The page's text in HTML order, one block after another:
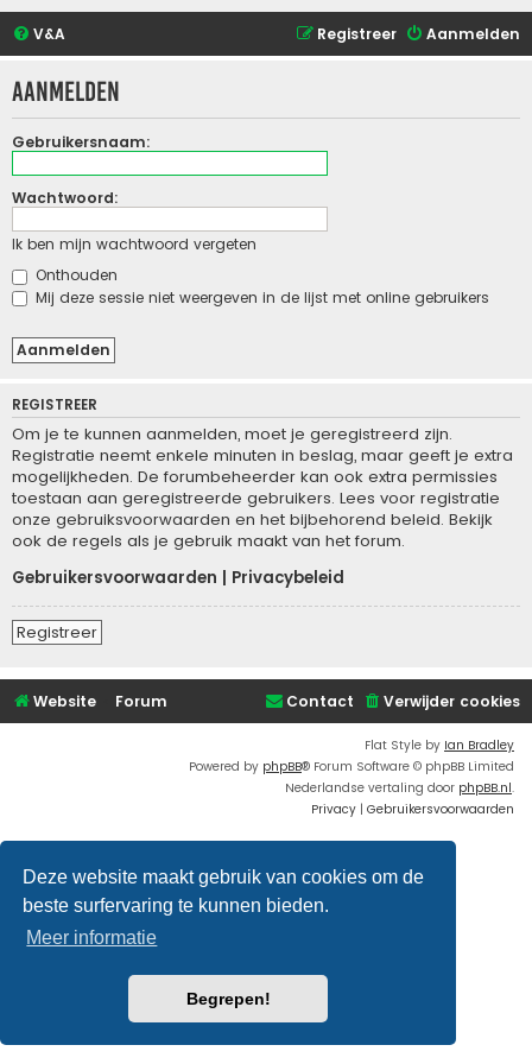
Deze website maakt gebruik van cookies om de
beste surfervaring te kunnen bieden.
Meer informatie
Begrepen!
V&A Aanmelden
Registreer
Aanmelden
Gebruikersnaam:
Wachtwoord:
Ik ben mijn wachtwoord vergeten
Onthouden
Mij deze sessie niet weergeven in de lijst met online gebruikers
REGISTREER
Om je te kunnen aanmelden, moet je geregistreerd zijn.
Registratie neemt enkele minuten in beslag, maar geeft je extra
mogelijkheden. De forumbeheerder kan ook extra permissies
toestaan aan geregistreerde gebruikers. Lees voor registratie
onze gebruiksvoorwaarden en het bijbehorend beleid. Bekijk
ook de regels als je gebruik maakt van het forum.
Gebruikersvoorwaarden
Privacybeleid
Registreer
Website Forum Verwijder cookies
Contact
Flat Style by Ian Bradley
Powered by phpBB® Forum Software © phpBB Limited
Nederlandse vertaling door phpBB.nl.
Privacy | Gebruikersvoorwaarden